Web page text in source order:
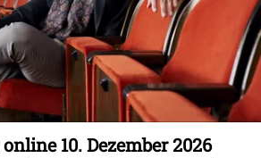
10. Dezember 2026